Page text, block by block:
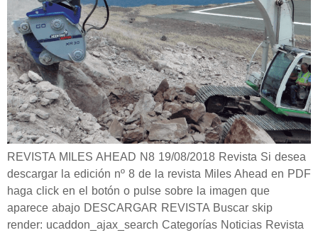
REVISTA MILES AHEAD N8 19/08/2018 Revista Si desea
descargar la edición nº 8 de la revista Miles Ahead en PDF
haga click en el botón o pulse sobre la imagen que
aparece abajo DESCARGAR REVISTA Buscar skip
render: ucaddon_ajax_search Categorías Noticias Revista